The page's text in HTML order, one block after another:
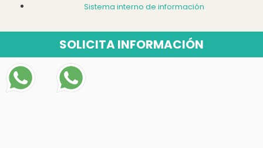
Sistema interno de información
SOLICITA INFORMACIÓN